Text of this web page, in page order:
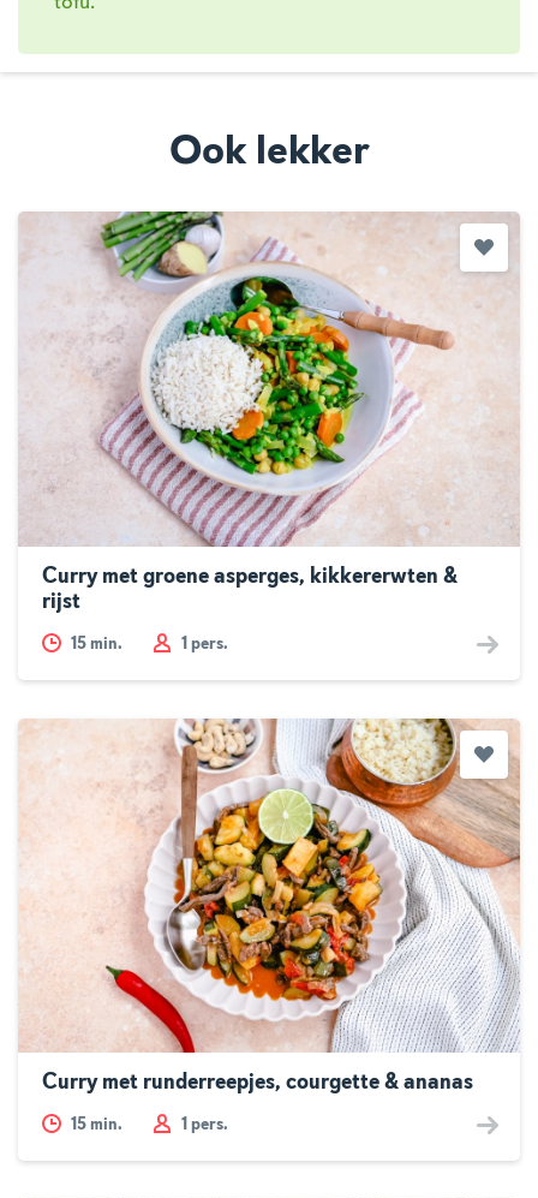
Ook lekker
Curry met groene asperges, kikkererwten &
rijst
15 min. 1 pers.
Curry met runderreepjes, courgette & ananas
15 min. 1 pers.